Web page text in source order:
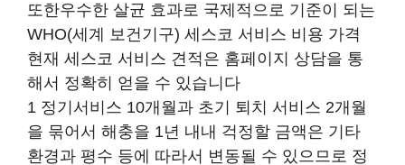
또한우수한 살균 효과로 국제적으로 기준이 되는
WHO(세계 보건기구) 세스코 서비스 비용 가격
현재 세스코 서비스 견적은 홈페이지 상담을 통
해서 정확히 얻을 수 있습니다
1 정기서비스 10개월과 초기 퇴치 서비스 2개월
을 묶어서 해충을 1년 내내 걱정할 금액은 기타
환경과 평수 등에 따라서 변동될 수 있으므로 정